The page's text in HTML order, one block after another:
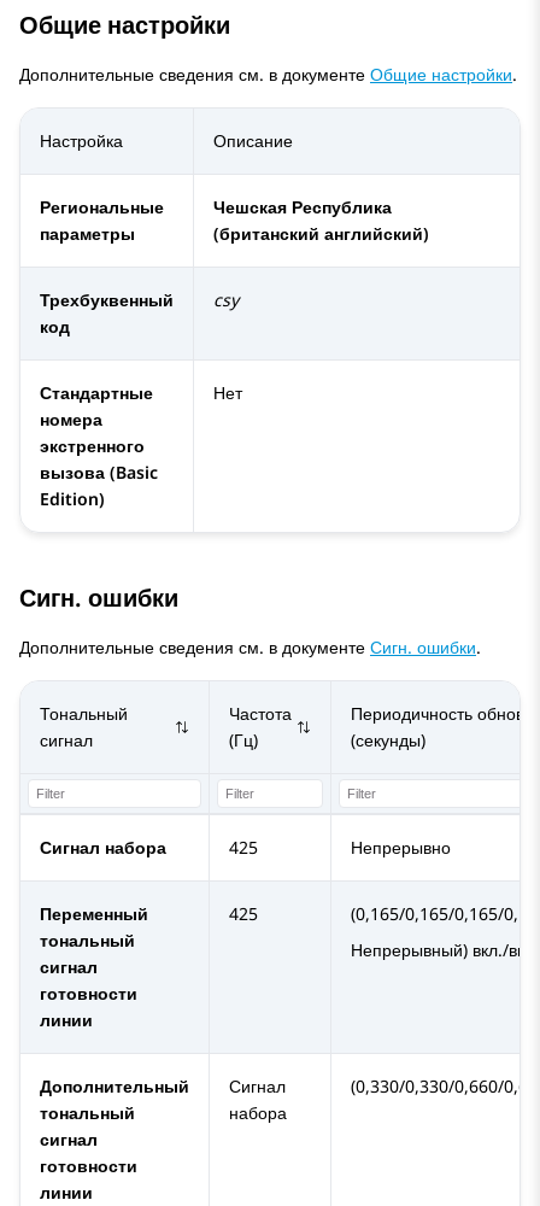
Общие настройки
Дополнительные сведения см. в документе Общие настройки.
Настройка Описание
Региональные
параметры
Чешская Республика
(британский английский)
Трехбуквенный
код
csy
Стандартные
номера
экстренного
вызова (Basic
Edition)
Нет
Сигн. ошибки
Дополнительные сведения см. в документе Сигн. ошибки.
Тональный
сигнал
Частота
(Гц)
Периодичность
(секунды)
Сигнал набора 425 Непрерывно
Переменный
тональный
сигнал
готовности
линии
425
(0,165/0,165/0,165/
Непрерывный) вкл./
Дополнительный
тональный
сигнал
готовности
линии
Сигнал
набора
(0,330/0,330/0,660/